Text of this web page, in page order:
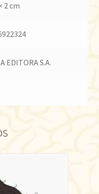
2 cm
EDITORA S.A.